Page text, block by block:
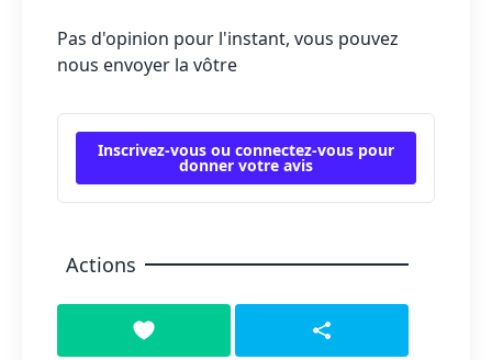
Pas d'opinion pour l'instant, vous pouvez
nous envoyer la vôtre
Inscrivez-vous ou connectez-vous pour
donner votre avis
Actions